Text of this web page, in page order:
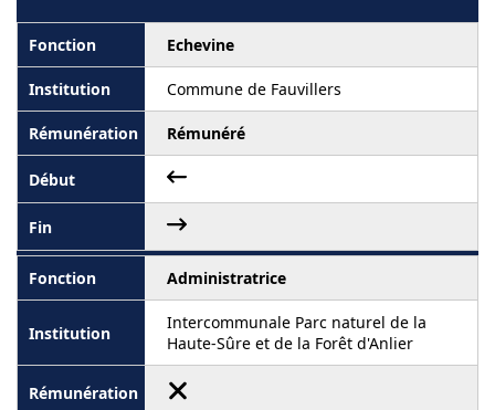
Echevine
Commune de Fauvillers
Rémunéré
Administratrice
Intercommunale Parc naturel de la
Haute-Sûre et de la Forêt d'Anlier